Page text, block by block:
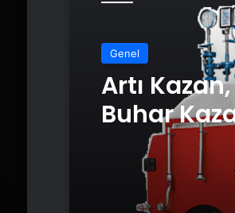
Genel
Artı
Buhar
Üretim
Sistemler